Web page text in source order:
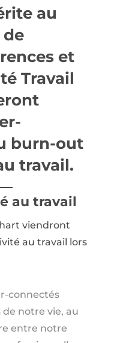
au
de
et
Travail
burn-out
travail.
au travail
viendront
au travail lors
connectés
notre vie, au
entre notre